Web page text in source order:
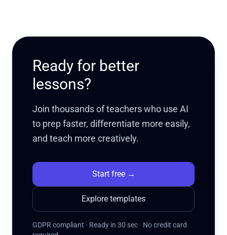
Ready for better
lessons?
Join thousands of teachers who use AI
to prep faster, differentiate more easily,
and teach more creatively.
Start free→
Explore templates
GDPR compliant · Ready in 30 sec · No credit card